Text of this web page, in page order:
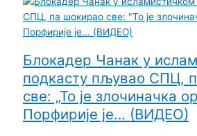
Блокадер Чанак у
подкасту пљувао СПЦ,
све: „То је злочиначка
Порфирије је… (ВИДЕО)